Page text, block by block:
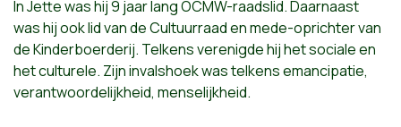
In Jette was hij 9 jaar lang OCMW-raadslid. Daarnaast
was hij ook lid van de Cultuurraad en mede-oprichter van
de Kinderboerderij. Telkens verenigde hij het sociale en
het culturele. Zijn invalshoek was telkens emancipatie,
verantwoordelijkheid, menselijkheid.